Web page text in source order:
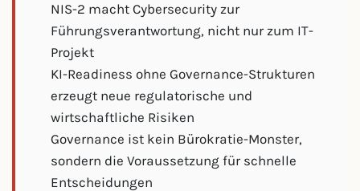
NIS-2 macht Cybersecurity zur
Führungsverantwortung, nicht nur zum IT-
Projekt
KI-Readiness ohne Governance-Strukturen
erzeugt neue regulatorische und
wirtschaftliche Risiken
Governance ist kein Bürokratie-Monster,
sondern die Voraussetzung für schnelle
Entscheidungen